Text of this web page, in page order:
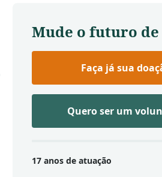
Mude o futuro de
Faça já sua
Quero ser um
17 anos de atuação